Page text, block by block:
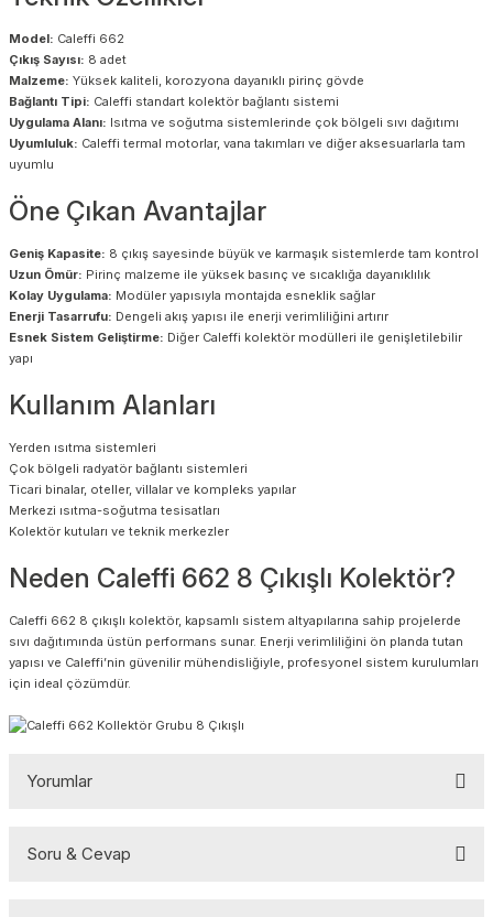
Model: Caleffi 662
Çıkış Sayısı: 8 adet
Malzeme: Yüksek kaliteli, korozyona dayanıklı pirinç gövde
Bağlantı Tipi: Caleffi standart kolektör bağlantı sistemi
Uygulama Alanı: Isıtma ve soğutma sistemlerinde çok bölgeli sıvı dağıtımı
Uyumluluk: Caleffi termal motorlar, vana takımları ve diğer aksesuarlarla tam
uyumlu
Öne Çıkan Avantajlar
Geniş Kapasite: 8 çıkış sayesinde büyük ve karmaşık sistemlerde tam kontrol
Uzun Ömür: Pirinç malzeme ile yüksek basınç ve sıcaklığa dayanıklılık
Kolay Uygulama: Modüler yapısıyla montajda esneklik sağlar
Enerji Tasarrufu: Dengeli akış yapısı ile enerji verimliliğini artırır
Esnek Sistem Geliştirme: Diğer Caleffi kolektör modülleri ile genişletilebilir
yapı
Kullanım Alanları
Yerden ısıtma sistemleri
Çok bölgeli radyatör bağlantı sistemleri
Ticari binalar, oteller, villalar ve kompleks yapılar
Merkezi ısıtma-soğutma tesisatları
Kolektör kutuları ve teknik merkezler
Neden Caleffi 662 8 Çıkışlı Kolektör?
Caleffi 662 8 çıkışlı kolektör, kapsamlı sistem altyapılarına sahip projelerde
sıvı dağıtımında üstün performans sunar. Enerji verimliliğini ön planda tutan
yapısı ve Caleffi’nin güvenilir mühendisliğiyle, profesyonel sistem kurulumları
için ideal çözümdür.
Yorumlar
Soru & Cevap